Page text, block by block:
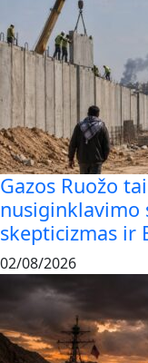
Gazos Ruožo
nusiginklavimo
skepticizmas ir
02/08/2026